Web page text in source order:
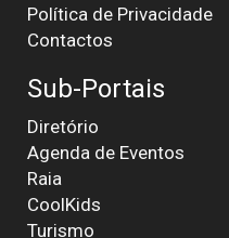
Política de Privacidade
Contactos
Sub-Portais
Diretório
Agenda de Eventos
Raia
CoolKids
Turismo